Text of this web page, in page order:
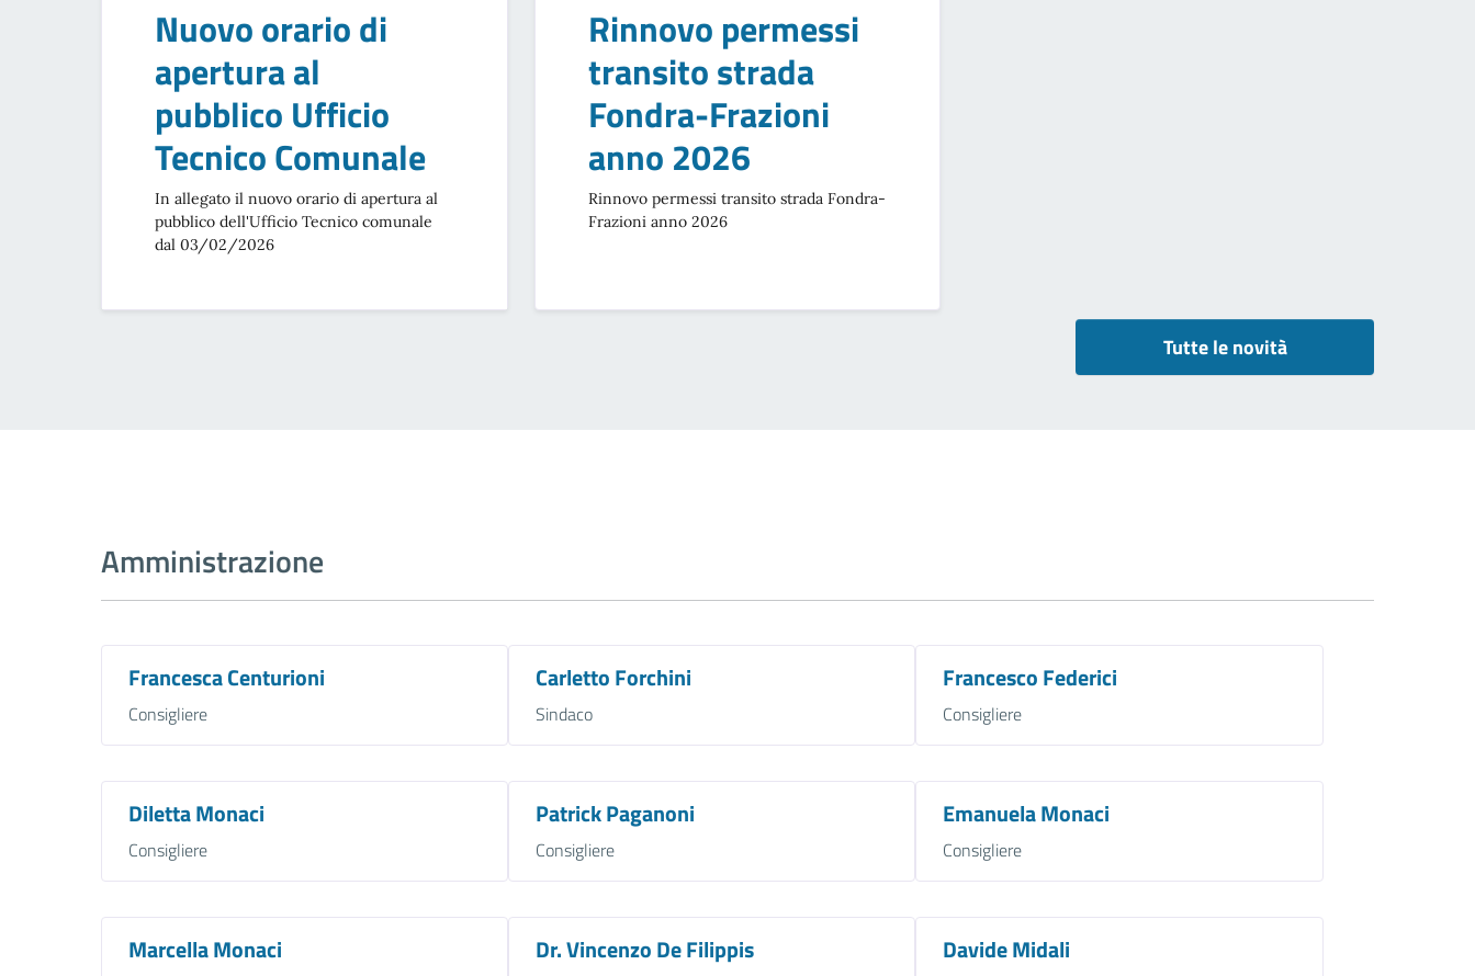
Nuovo orario di
apertura al
pubblico Ufficio
Tecnico Comunale
In allegato il nuovo orario di apertura al
pubblico dell'Ufficio Tecnico comunale
dal 03/02/2026
Rinnovo permessi
transito strada
Fondra-Frazioni
anno 2026
Rinnovo permessi transito strada Fondra-
Frazioni anno 2026
Tutte le novità
Amministrazione
Francesca Centurioni
Consigliere
Carletto Forchini
Sindaco
Francesco Federici
Consigliere
Diletta Monaci
Consigliere
Patrick Paganoni
Consigliere
Emanuela Monaci
Consigliere
Marcella Monaci Dr. Vincenzo De Filippis Davide Midali